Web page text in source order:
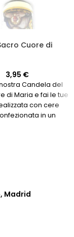
Cuore di
3,95 €
Candela del
di Maria e fai le tue
con cere
in un
vetro ecologico che
Madrid